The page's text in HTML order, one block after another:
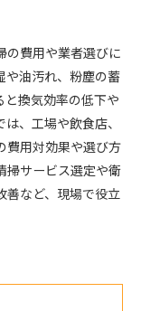
の費用や業者選びに
や油汚れ、粉塵の蓄
と換気効率の低下や
、工場や飲食店、
費用対効果や選び方
掃サービス選定や衛
善など、現場で役立